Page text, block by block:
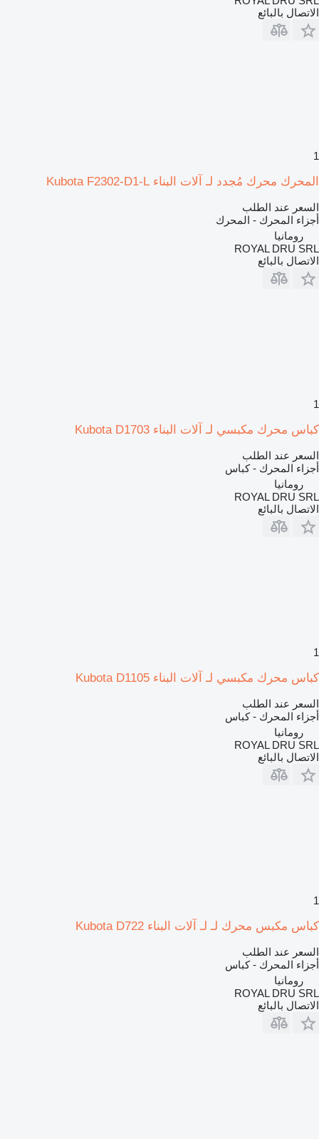
الاتصال بالبائع
1
المحرك محرك مُجدد لـ آلات البناء Kubota F2302-D1-L
السعر عند الطلب
أجزاء المحرك - المحرك
رومانيا
ROYAL DRU SRL
الاتصال بالبائع
1
كباس محرك مكبسي لـ آلات البناء Kubota D1703
السعر عند الطلب
أجزاء المحرك - كباس
رومانيا
ROYAL DRU SRL
الاتصال بالبائع
1
كباس محرك مكبسي لـ آلات البناء Kubota D1105
السعر عند الطلب
أجزاء المحرك - كباس
رومانيا
ROYAL DRU SRL
الاتصال بالبائع
1
كباس مكبس محرك لـ لـ آلات البناء Kubota D722
السعر عند الطلب
أجزاء المحرك - كباس
رومانيا
ROYAL DRU SRL
الاتصال بالبائع